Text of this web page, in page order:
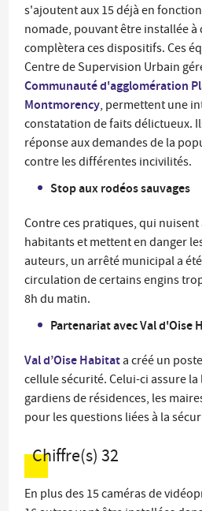
s'ajoutent aux 15 déjà en
nomade, pouvant être installée à
complètera ces dispositifs. Ces
Centre de Supervision Urbain
Communauté d'agglomération
Montmorency, permettent une
constatation de faits délictueux.
réponse aux demandes de la
contre les différentes incivilités.
Stop aux rodéos sauvages
Contre ces pratiques, qui
habitants et mettent en danger
auteurs, un arrêté municipal a
circulation de certains engins
8h du matin.
Partenariat avec Val d'Oise
Val d’Oise Habitata créé un
cellule sécurité. Celui-ci assure
gardiens de résidences, les
pour les questions liées à la
Chiffre(s) 32
En plus des 15 caméras de